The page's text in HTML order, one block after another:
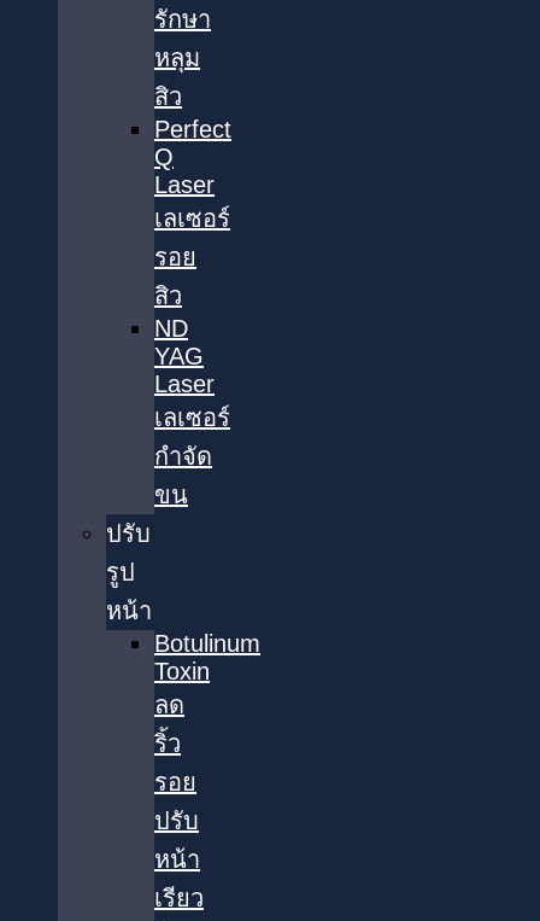
รักษา
หลุม
สิว
Perfect
Q
Laser
เลเซอร์
รอย
สิว
ND
YAG
Laser
เลเซอร์
กำจัด
ขน
ปรับ
รูป
หน้า
Botulinum
Toxin
ลด
ริ้ว
รอย
ปรับ
หน้า
เรียว